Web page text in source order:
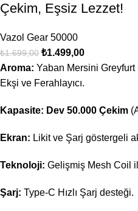
Çekim, Eşsiz Lezzet!
Vazol Gear 50000
₺1.699,00 ₺1.499,00
Aroma: Yaban Mersini Greyfurt
Ekşi ve Ferahlayıcı.
Kapasite: Dev 50.000 Çekim
Ekran: Likit ve Şarj göstergeli
Teknoloji: Gelişmiş Mesh Coil
Şarj: Type-C Hızlı Şarj desteği.